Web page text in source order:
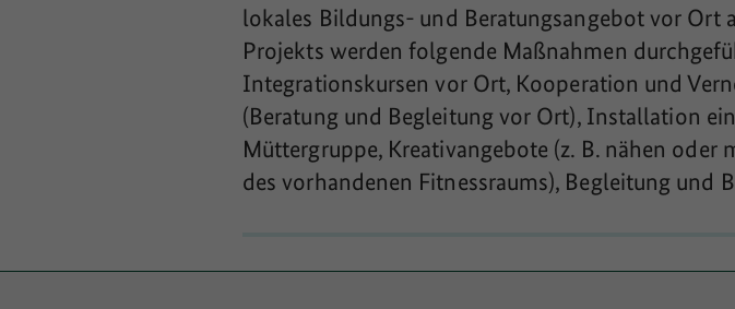
lokales Bildungs- und Beratungsangebot vor Ort
Projekts werden folgende Maßnahmen
Integrationskursen vor Ort, Kooperation und
(Beratung und Begleitung vor Ort), Installation
Müttergruppe, Kreativangebote (z. B. nähen
des vorhandenen Fitnessraums), Begleitung und